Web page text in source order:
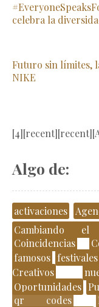
celebra la
Futuro sin límites,
NIKE
Algo de:
activaciones
Cambiando el
Coincidencias
famosos festivales
Creativos
Oportunidades
qr codes